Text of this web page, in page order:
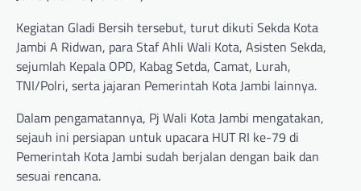
Kegiatan Gladi Bersih tersebut, turut dikuti Sekda Kota
Jambi A Ridwan, para Staf Ahli Wali Kota, Asisten Sekda,
sejumlah Kepala OPD, Kabag Setda, Camat, Lurah,
TNI/Polri, serta jajaran Pemerintah Kota Jambi lainnya.
Dalam pengamatannya, Pj Wali Kota Jambi mengatakan,
sejauh ini persiapan untuk upacara HUT RI ke-79 di
Pemerintah Kota Jambi sudah berjalan dengan baik dan
sesuai rencana.